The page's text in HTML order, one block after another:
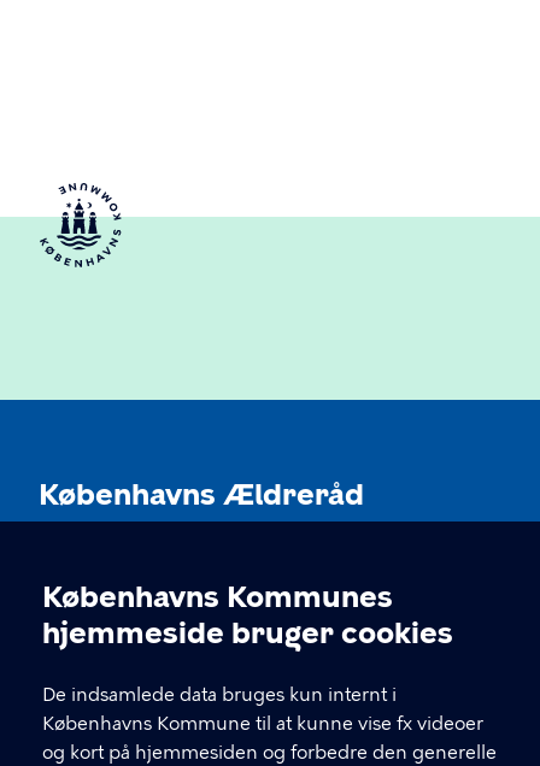
Cookieindstillinger
Københavns Kommunes
hjemmeside bruger cookies
De indsamlede data bruges kun internt i
Københavns Kommune til at kunne vise fx videoer
og kort på hjemmesiden og forbedre den generelle
Københavns Ældreråd
KONTAKT